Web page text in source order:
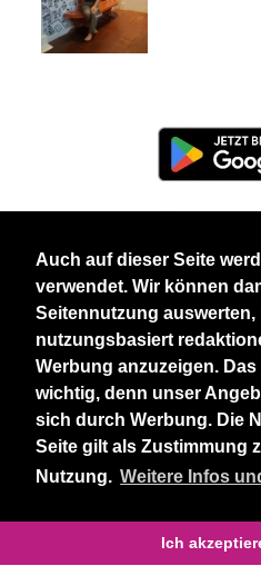
Auch auf dieser Seite
verwendet. Wir können
Seitennutzung auswerten,
nutzungsbasiert
Werbung anzuzeigen.
wichtig, denn unser
sich durch Werbung. Die
Seite gilt als Zustimmung
Nutzung. Weitere Infos
Ich
Datenschutzerklärung
Nehmen Sie Kontakt mit
Unsere
BlackAndBeauties